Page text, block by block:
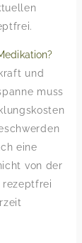
und
muss
eine
von der
rezeptfrei